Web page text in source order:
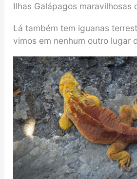
Ilhas Galápagos maravilhosas
Lá também tem iguanas
vimos em nenhum outro lugar